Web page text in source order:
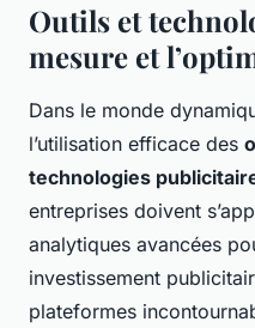
Outils et
mesure et
Dans le monde
l’utilisation efficace des
technologies
entreprises doivent
analytiques avancées
investissement
plateformes